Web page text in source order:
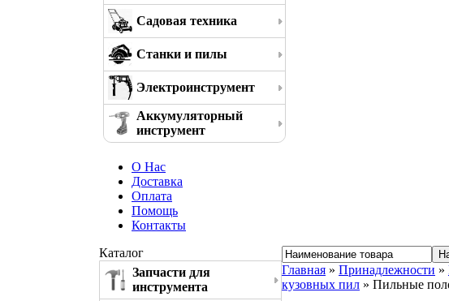
Садовая техника
Станки и пилы
Электроинструмент
Аккумуляторный
инструмент
О Нас
Доставка
Оплата
Помощь
Контакты
Каталог
Запчасти для
инструмента
Главная » Принадлежности »
кузовных пил » Пильные